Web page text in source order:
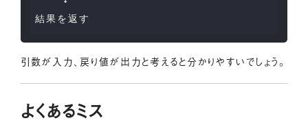
引数が入力、戻り値が出力と考えると分かりやすいでしょう。
よくあるミス